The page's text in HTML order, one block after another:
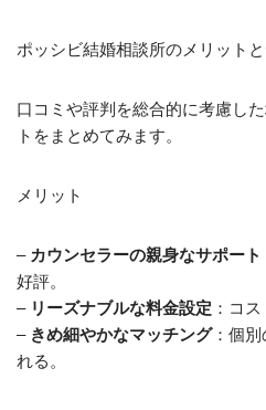
ポッシビ結婚相談所のメリット
口コミや評判を総合的に考慮し
トをまとめてみます。
メリット
– カウンセラーの親身なサポート
好評。
– リーズナブルな料金設定 ：コ
– きめ細やかなマッチング：個別
れる。